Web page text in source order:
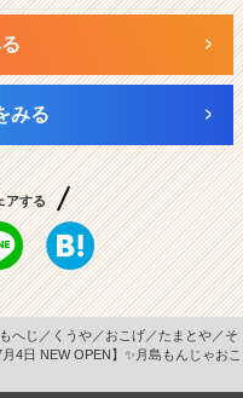
みる
アする
へじ／くうや／おこげ／たまとや／そ
4日 NEW OPEN】✨月島もんじゃおこ